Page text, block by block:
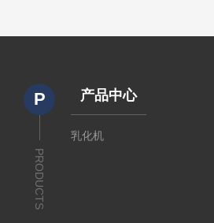
P
PRODUCTS
产品中心
乳化机